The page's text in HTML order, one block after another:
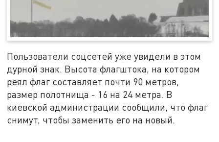
Пользователи соцсетей уже увидели в этом
дурной знак. Высота флагштока, на котором
реял флаг составляет почти 90 метров,
размер полотнища - 16 на 24 метра. В
киевской администрации сообщили, что флаг
снимут, чтобы заменить его на новый.